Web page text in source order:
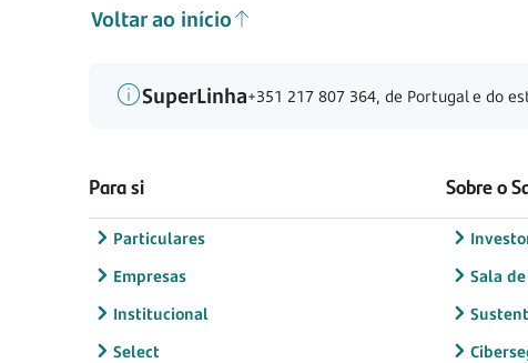
Voltar ao início
SuperLinha+351 217 807 364, de Portugal e do
Para si
Particulares
Empresas
Institucional
Select
Sobre o
Sala